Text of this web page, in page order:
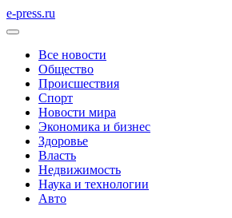
e-press.ru
Все новости
Общество
Происшествия
Спорт
Новости мира
Экономика и бизнес
Здоровье
Власть
Недвижимость
Наука и технологии
Авто